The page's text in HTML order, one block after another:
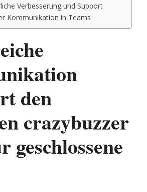
Verbesserung und Support
Kommunikation in Teams
den
crazybuzzer
geschlossene